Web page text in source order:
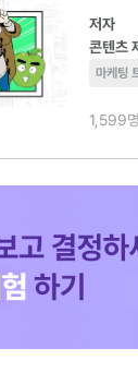
저자
콘텐츠
마케팅
1,599